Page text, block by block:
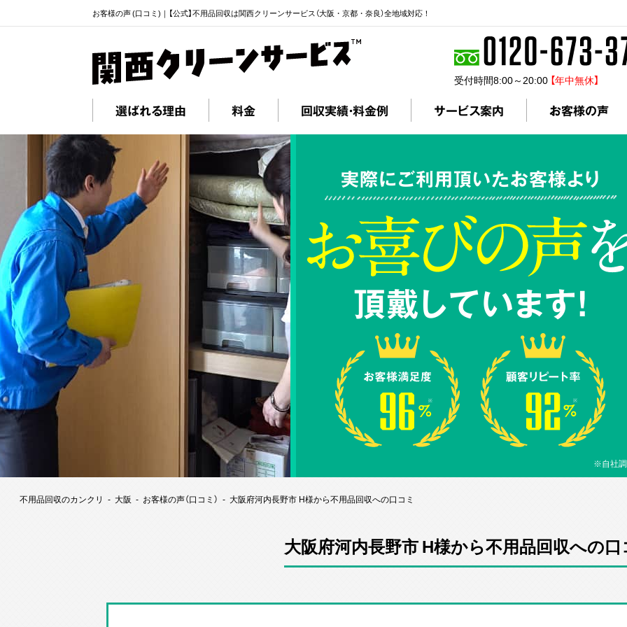
お客様の声 (口コミ)｜【公式】不用品回収は関西クリーンサービス（大阪・京都・奈良）全地域対応！
受付時間8:00～20:00 【年中無休】
選ばれる理由 料金 回収実績・料金例 サービス案内 お客様の声
実際にご利用頂いたお客様より
頂戴しています!
※自社
不用品回収のカンクリ 大阪 お客様の声（口コミ） 大阪府河内長野市 H様から不用品回収への口コミ
大阪府河内長野市 H様から不用品回収への